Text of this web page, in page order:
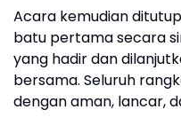
​Acara kemudian
batu pertama secara
yang hadir dan
bersama. Seluruh
dengan aman, lancar,